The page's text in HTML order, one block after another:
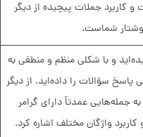
کاربرد جملات پیچیده از دیگر
شماست.
و با شکلی منظم و منطقی به
پاسخ‌ سؤالات را داده‌اید. از دیگر
جمله‌هایی عمدتاً دارای گرامر
واژگان مختلف اشاره کرد.